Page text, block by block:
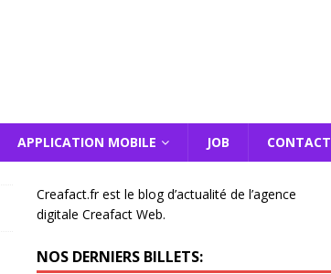
APPLICATION MOBILE JOB CONTACT
Creafact.fr est le blog d’actualité de l’agence
digitale Creafact Web.
NOS DERNIERS BILLETS: